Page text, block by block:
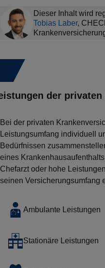
Dieser Inhalt wird
Tobias Laber,
der
Bei der privaten
Leistungsumfang individuell
Bedürfnissen
eines
Chefarzt oder hohe
seinen Versicherungsumfang
Ambulante Leistungen
allgemeinärztlichen
Tarifen erhält der Patient
Stationäre Leistungen